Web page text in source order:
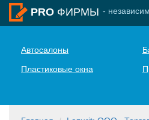
PRO ФИРМЫ -
Автосалоны
Пластиковые окна